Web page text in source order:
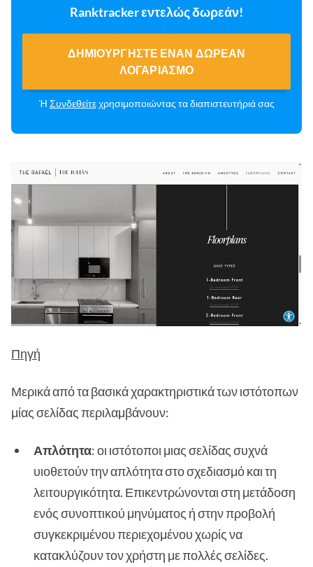
Ranktracker εντελώς δωρεάν!
ΔΗΜΙΟΥΡΓΉΣΤΕ ΈΝΑΝ ΔΩΡΕΆΝ
ΛΟΓΑΡΙΑΣΜΌ
Ή Συνδεθείτεχρησιμοποιώντας τα διαπιστευτήριά σας
Πηγή
Μερικά από τα βασικά χαρακτηριστικά των ιστότοπων
μίας σελίδας περιλαμβάνουν:
Απλότητα: οι ιστότοποι μιας σελίδας συχνά
υιοθετούν την απλότητα στο σχεδιασμό και τη
λειτουργικότητα. Επικεντρώνονται στη μετάδοση
ενός συνοπτικού μηνύματος ή στην προβολή
συγκεκριμένου περιεχομένου χωρίς να
κατακλύζουν τον χρήστη με πολλές σελίδες.